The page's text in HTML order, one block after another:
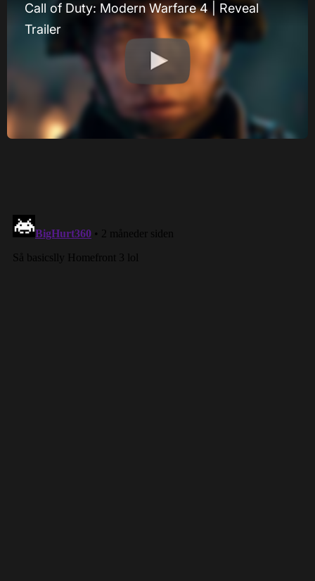
Call of Duty: Modern Warfare 4 | Reveal
Trailer